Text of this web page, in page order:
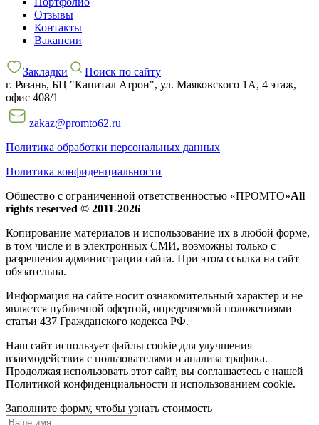
Отзывы
Контакты
Вакансии
Закладки
Поиск по сайту
г. Рязань, БЦ "Капитал Атрон", ул. Маяковского 1А, 4 этаж,
офис 408/1
zakaz@promto62.ru
Политика обработки персональных данных
Политика конфиденциальности
Общество с ограниченной ответственностью «ПРОМТО»All
rights reserved © 2011-2026
Копирование материалов и использование их в любой форме,
в том числе и в электронных СМИ, возможны только c
разрешения администрации сайта. При этом ссылка на сайт
обязательна.
Информация на сайте носит ознакомительный характер и не
является публичной офертой, определяемой положениями
статьи 437 Гражданского кодекса РФ.
Наш сайт использует файлы cookie для улучшения
взаимодействия с пользователями и анализа трафика.
Продолжая использовать этот сайт, вы соглашаетесь с нашей
Политикой конфиденциальности и использованием cookie.
Заполните форму, чтобы узнать стоимость